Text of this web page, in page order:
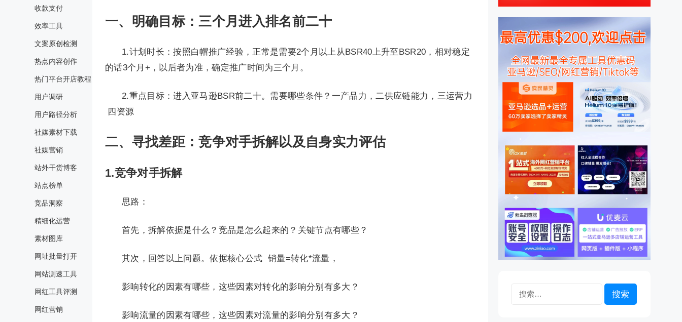
收款支付
效率工具
文案原创检测
热点内容创作
热门平台开店教程
用户调研
用户路径分析
社媒素材下载
社媒营销
站外干货博客
站点榜单
竞品洞察
精细化运营
素材图库
网址批量打开
网站测速工具
网红工具评测
网红营销
一、明确目标：三个月进入排名前二十
1.计划时长：按照白帽推广经验，正常是需要2个月以上从BSR40上升至BSR20，相对稳定
的话3个月+，以后者为准，确定推广时间为三个月。
2.重点目标：进入亚马逊BSR前二十。需要哪些条件？一产品力，二供应链能力，三运营力
四资源
二、寻找差距：竞争对手拆解以及自身实力评估
1.竞争对手拆解
思路：
首先，拆解依据是什么？竞品是怎么起来的？关键节点有哪些？
其次，回答以上问题。依据核心公式 销量=转化*流量，
影响转化的因素有哪些，这些因素对转化的影响分别有多大？
影响流量的因素有哪些，这些因素对流量的影响分别有多大？